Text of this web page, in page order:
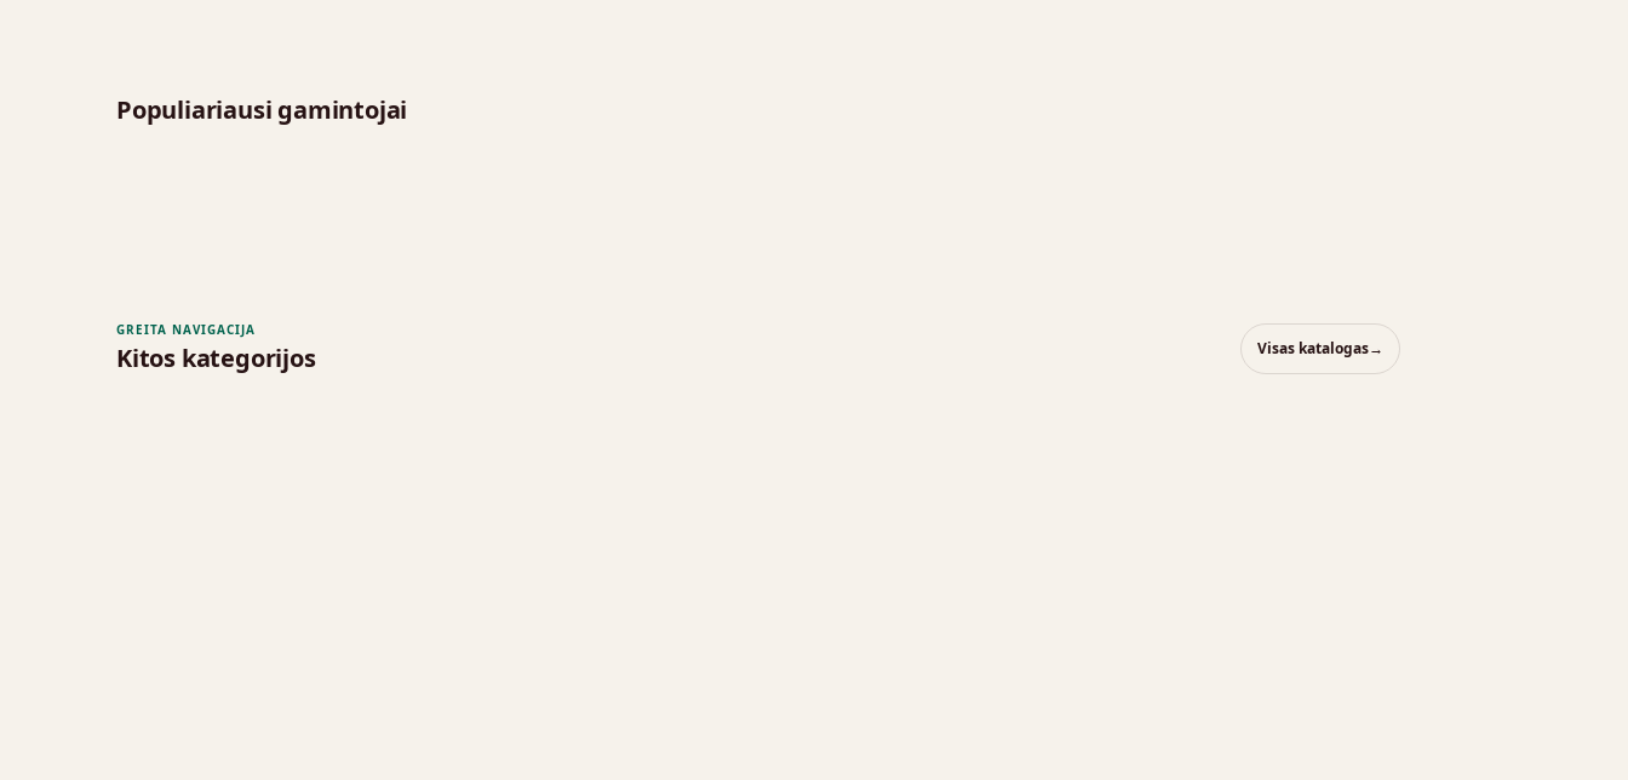
Populiariausi gamintojai
GREITA NAVIGACIJA
Kitos kategorijos Visas katalogas→